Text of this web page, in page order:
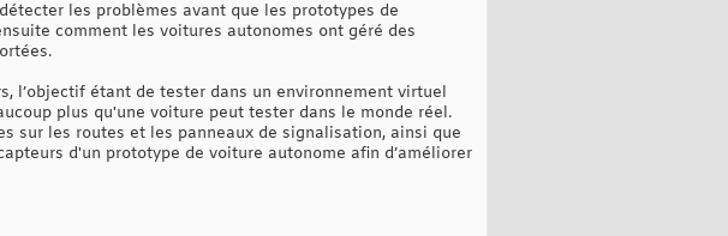
les problèmes avant que les prototypes de
comment les voitures autonomes ont géré des
l’objectif étant de tester dans un environnement virtuel
plus qu'une voiture peut tester dans le monde réel.
sur les routes et les panneaux de signalisation, ainsi que
d'un prototype de voiture autonome afin d’améliorer